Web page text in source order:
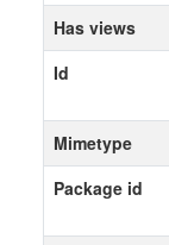
Has views
Id
Mimetype
Package id